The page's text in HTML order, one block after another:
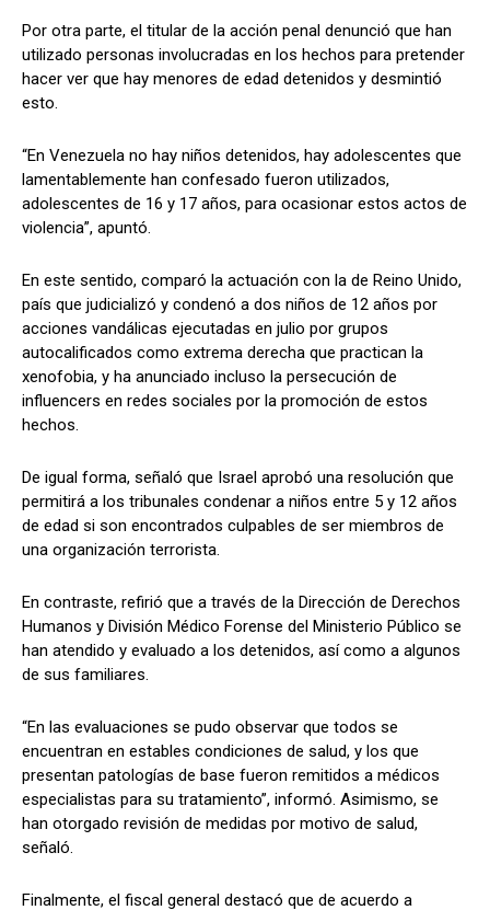
Por otra parte, el titular de la acción penal denunció que han
utilizado personas involucradas en los hechos para pretender
hacer ver que hay menores de edad detenidos y desmintió
esto.
“En Venezuela no hay niños detenidos, hay adolescentes que
lamentablemente han confesado fueron utilizados,
adolescentes de 16 y 17 años, para ocasionar estos actos de
violencia”, apuntó.
En este sentido, comparó la actuación con la de Reino Unido,
país que judicializó y condenó a dos niños de 12 años por
acciones vandálicas ejecutadas en julio por grupos
autocalificados como extrema derecha que practican la
xenofobia, y ha anunciado incluso la persecución de
influencers en redes sociales por la promoción de estos
hechos.
De igual forma, señaló que Israel aprobó una resolución que
permitirá a los tribunales condenar a niños entre 5 y 12 años
de edad si son encontrados culpables de ser miembros de
una organización terrorista.
En contraste, refirió que a través de la Dirección de Derechos
Humanos y División Médico Forense del Ministerio Público se
han atendido y evaluado a los detenidos, así como a algunos
de sus familiares.
“En las evaluaciones se pudo observar que todos se
encuentran en estables condiciones de salud, y los que
presentan patologías de base fueron remitidos a médicos
especialistas para su tratamiento”, informó. Asimismo, se
han otorgado revisión de medidas por motivo de salud,
señaló.
Finalmente, el fiscal general destacó que de acuerdo a